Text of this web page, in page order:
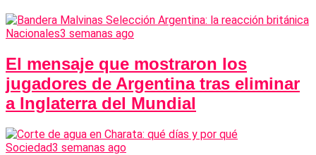
Nacionales3 semanas ago
El mensaje que mostraron los
jugadores de Argentina tras eliminar
a Inglaterra del Mundial
Sociedad3 semanas ago